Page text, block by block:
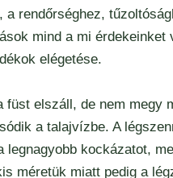
a rendőrséghez,
mind a mi
elégetése.
füst elszáll, de nem
a talajvízbe. A
legnagyobb kockázatot,
méretük miatt pedig a